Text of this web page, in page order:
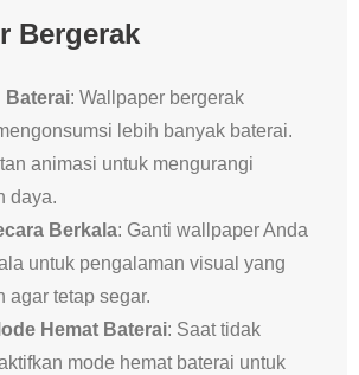
Bergerak
Baterai: Wallpaper bergerak
lebih banyak baterai.
animasi untuk mengurangi
daya.
Berkala: Ganti wallpaper Anda
untuk pengalaman visual yang
agar tetap segar.
Hemat Baterai: Saat tidak
mode hemat baterai untuk